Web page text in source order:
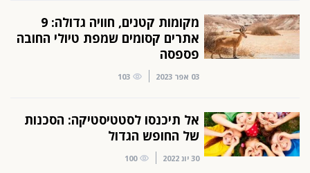
מקומות קטנים, חוויה גדולה: 9
אתרים קסומים שמפת טיולי החובה
פספסה
03 אפר 2023 103
אל תיכנסו לסטטיסטיקה: הסכנות
של החופש הגדול
30 יונ 2022 100